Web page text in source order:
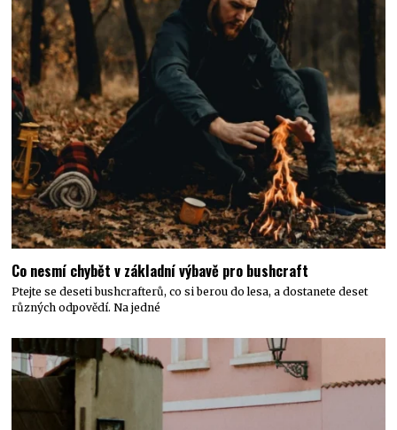
Co nesmí chybět v základní výbavě pro bushcraft
Ptejte se deseti bushcrafterů, co si berou do lesa, a dostanete deset
různých odpovědí. Na jedné